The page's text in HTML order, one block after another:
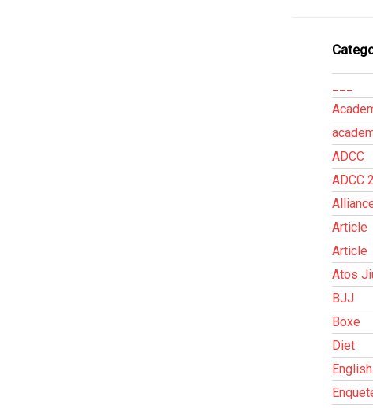
ADCC
ADCC
Article
Article
Atos
BJJ
Boxe
Diet
English